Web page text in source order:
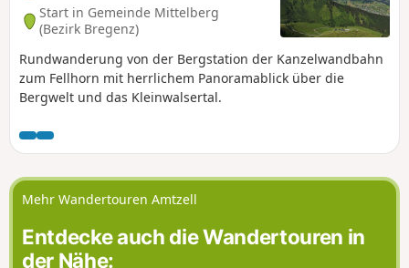
Start in Gemeinde Mittelberg
(Bezirk Bregenz)
Rundwanderung von der Bergstation der Kanzelwandbahn
zum Fellhorn mit herrlichem Panoramablick über die
Bergwelt und das Kleinwalsertal.
Mehr Wandertouren Amtzell
Entdecke auch die Wandertouren in
der Nähe: